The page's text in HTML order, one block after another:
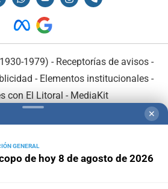
1979) - Receptorías de avisos -
- Elementos institucionales-
con El Litoral - MediaKit
✕
GENERAL
de hoy 8 de agosto de 2026